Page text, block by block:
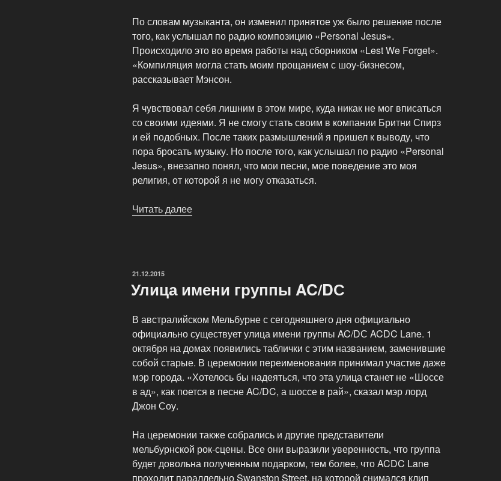
По словам музыканта, он изменил принятое уж было решение после
того, как услышал по радио композицию «Personal Jesus».
Происходило это во время работы над сборником «Lest We Forget».
«Компиляция могла стать моим прощанием с шоу-бизнесом,
рассказывает Мэнсон.
Я чувствовал себя лишним в этом мире, куда никак не мог вписаться
со своими идеями. Я не смогу стать своим в компании Бритни Спирз
и ей подобных. После таких размышлений я пришел к выводу, что
пора бросать музыку. Но после того, как услышал по радио «Personal
Jesus», внезапно понял, что мои песни, мое поведение это моя
религия, от которой я не могу отказаться.
Читать далее
заявление»
ОПУБЛИКОВАНО
21.12.2015
Улица имени группы AC/DС
В австралийском Мельбурне с сегодняшнего дня официально
официально существует улица имени группы AC/DС ACDC Lane. 1
октября на домах появились таблички с этим названием, заменившие
собой старые. В церемонии переименования принимал участие даже
мэр города. «Хотелось бы надеяться, что эта улица станет не «Шоссе
в ад», как поется в песне AC/DC, а шоссе в рай», сказал мэр лорд
Джон Соу.
На церемонии также собрались и другие представители
мельбурнской рок-сцены. Все они выразили уверенность, что группа
будет довольна полученным подарком, тем более, что ACDC Lane
проходит параллельно Swanston Street, на которой снимался клип